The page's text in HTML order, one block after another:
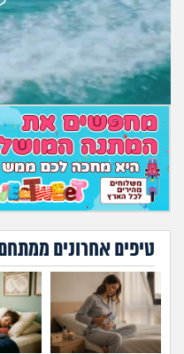
טיפים אחרונים